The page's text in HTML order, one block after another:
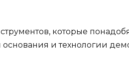
которые
и технологии